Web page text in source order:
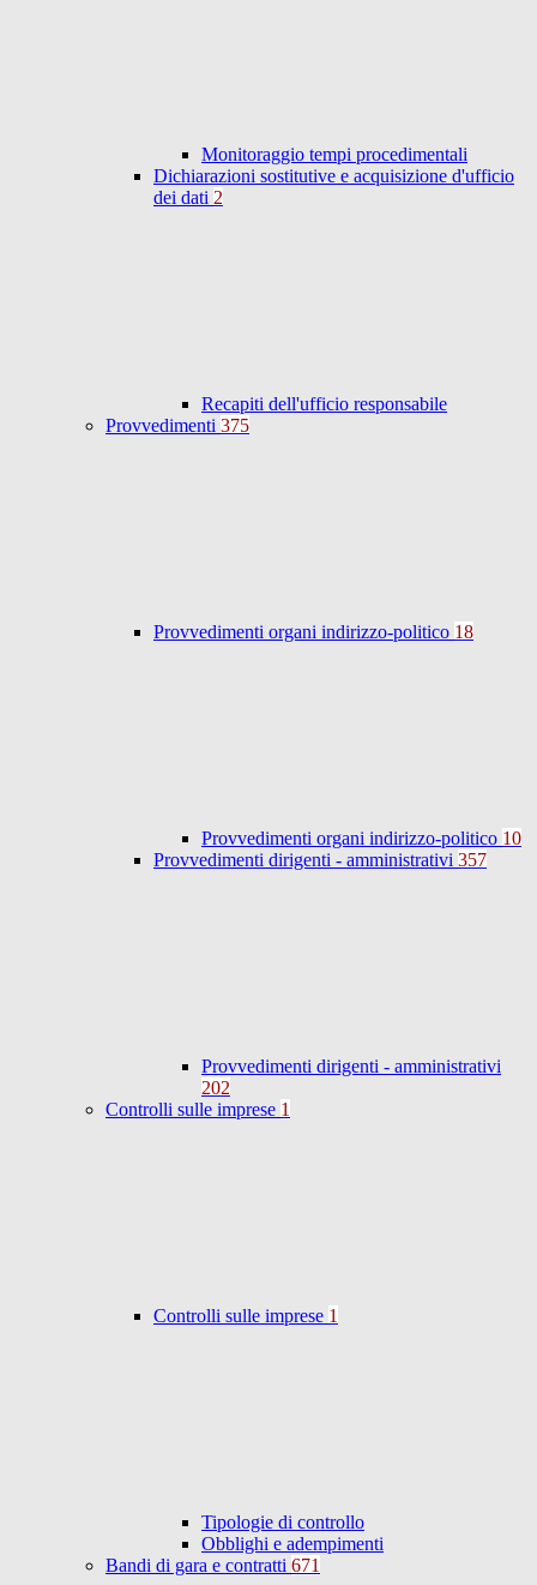
Monitoraggio tempi procedimentali
Dichiarazioni sostitutive e acquisizione d'ufficio
dei dati 2
Recapiti dell'ufficio responsabile
Provvedimenti 375
Provvedimenti organi indirizzo-politico 18
Provvedimenti organi indirizzo-politico 10
Provvedimenti dirigenti - amministrativi 357
Provvedimenti dirigenti - amministrativi
202
Controlli sulle imprese 1
Controlli sulle imprese 1
Tipologie di controllo
Obblighi e adempimenti
Bandi di gara e contratti 671